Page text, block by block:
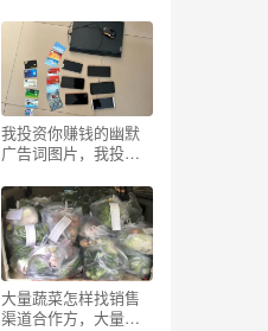
的？
我投资你赚钱的幽默
广告词图片，我投资
怎么说？
大量蔬菜怎样找销售
渠道合作方，大量蔬